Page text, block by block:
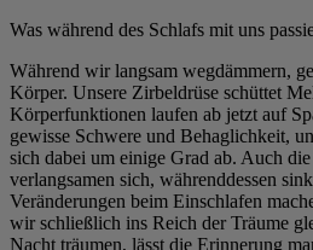
Was während des Schlafs mit uns
Während wir langsam wegdämmern,
Körper. Unsere Zirbeldrüse schüttet
Körperfunktionen laufen ab jetzt auf
gewisse Schwere und Behaglichkeit,
sich dabei um einige Grad ab. Auch
verlangsamen sich, währenddessen
Veränderungen beim Einschlafen
wir schließlich ins Reich der Träume
Nacht träumen, lässt die Erinnerung